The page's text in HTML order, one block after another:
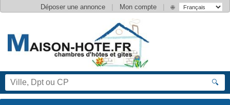
Déposer une annonce | Mon compte | 🌐
🔍